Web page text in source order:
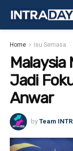
Home Isu Semasa
Malaysia
Jadi
Anwar
by Team